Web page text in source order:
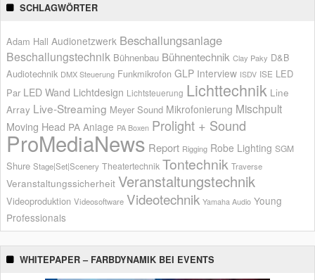
SCHLAGWÖRTER
Adam Hall Audionetzwerk Beschallungsanlage
Beschallungstechnik Bühnenbau Bühnentechnik Clay Paky D&B
Audiotechnik DMX Steuerung Funkmikrofon GLP Interview ISDV ISE LED
Par LED Wand Lichtdesign Lichtsteuerung Lichttechnik Line
Array Live-Streaming Meyer Sound Mikrofonierung Mischpult
Moving Head PA Anlage PA Boxen Prolight + Sound
ProMediaNews Report Rigging Robe Lighting SGM
Shure Stage|Set|Scenery Theatertechnik Tontechnik Traverse
Veranstaltungssicherheit Veranstaltungstechnik
Videoproduktion Videosoftware Videotechnik Yamaha Audio Young
Professionals
WHITEPAPER – FARBDYNAMIK BEI EVENTS